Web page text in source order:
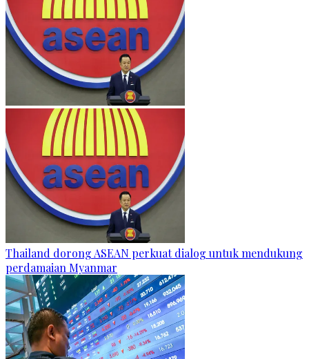
Thailand dorong ASEAN perkuat dialog untuk mendukung
perdamaian Myanmar